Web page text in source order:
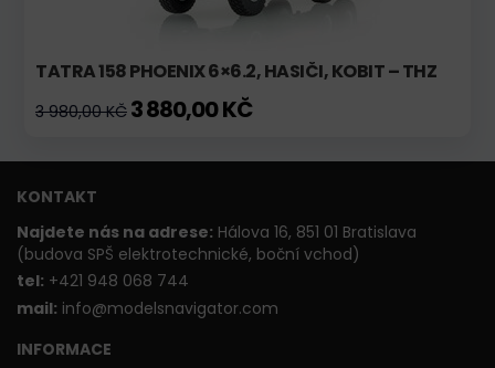
TATRA 158 PHOENIX 6×6.2, HASIČI, KOBIT – THZ
3 980,00 KČ 3 880,00 KČ
KONTAKT
Najdete nás na adrese: Hálova 16, 851 01 Bratislava
(budova SPŠ elektrotechnické, boční vchod)
tel: +421 948 068 744
mail: info@modelsnavigator.com
INFORMACE